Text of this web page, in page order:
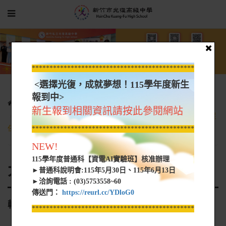
光復新聞
轉知 東海大學理學院與國立自然科學博物館合辦「2023全國火星
任務創意競賽」之海報
大學營隊資訊
轉知 東海大學理學院與國立自然科學博物館合辦
*****************************************************
<選擇光復，成就夢想！115學年度新生
報到中>
新生報到相關資訊請按此參閱網站
*****************************************************
NEW!
115學年度普通科【資電AI實驗班】核准辦理
►普通科說明會:115年5月30日、115年6月13日
►洽詢電話 : (03)5753558~60
傳送門： https://reurl.cc/YDloG0
*****************************************************